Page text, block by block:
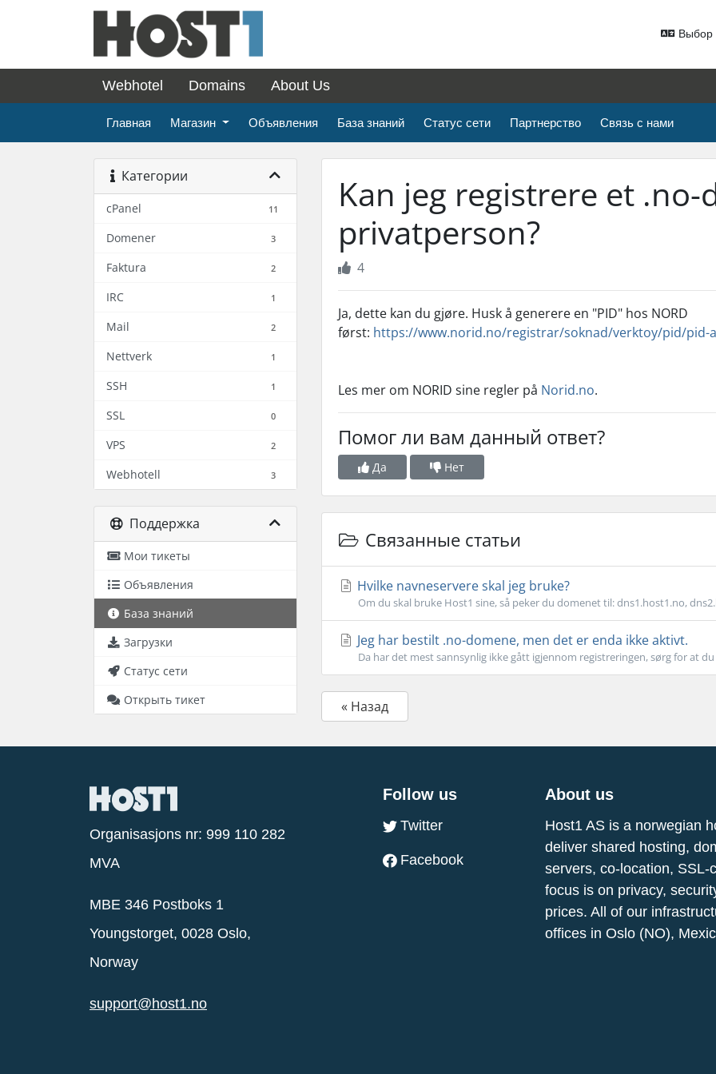
Выбор
Webhotel Domains About Us
Главная Магазин Объявления База знаний Статус сети Партнерство Связь с нами
Категории
cPanel 11
Domener 3
Faktura 2
IRC 1
Mail 2
Nettverk 1
SSH 1
SSL 0
VPS 2
Webhotell 3
Поддержка
Мои тикеты
Объявления
База знаний
Загрузки
Статус сети
Открыть тикет
Kan jeg registrere et .no-
privatperson?
4
Ja, dette kan du gjøre. Husk å generere en "PID" hos NORD
først: https://www.norid.no/registrar/soknad/verktoy/pid/pid-
Les mer om NORID sine regler på Norid.no.
Помог ли вам данный ответ?
Да Нет
Связанные статьи
Hvilke navneservere skal jeg bruke?
Om du skal bruke Host1 sine, så peker du domenet til: dns1.host1.no,
Jeg har bestilt .no-domene, men det er enda ikke aktivt.
Da har det mest sannsynlig ikke gått igjennom registreringen, sørg for at
« Назад
Organisasjons nr: 999 110 282
MVA
MBE 346 Postboks 1
Youngstorget, 0028 Oslo,
Norway
support@host1.no
Follow us
Twitter
Facebook
About us
Host1 AS is a norwegian
deliver shared hosting,
servers, co-location,
focus is on privacy,
prices. All of our
offices in Oslo (NO),